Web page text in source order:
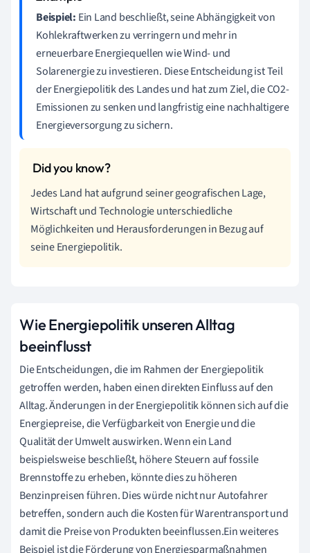
Beispiel: Ein Land beschließt, seine Abhängigkeit von
Kohlekraftwerken zu verringern und mehr in
erneuerbare Energiequellen wie Wind- und
Solarenergie zu investieren. Diese Entscheidung ist Teil
der Energiepolitik des Landes und hat zum Ziel, die CO2-
Emissionen zu senken und langfristig eine nachhaltigere
Energieversorgung zu sichern.
Jedes Land hat aufgrund seiner geografischen Lage,
Wirtschaft und Technologie unterschiedliche
Möglichkeiten und Herausforderungen in Bezug auf
seine Energiepolitik.
Wie Energiepolitik unseren Alltag
beeinflusst
Die Entscheidungen, die im Rahmen der Energiepolitik
getroffen werden, haben einen direkten Einfluss auf den
Alltag. Änderungen in der Energiepolitik können sich auf die
Energiepreise, die Verfügbarkeit von Energie und die
Qualität der Umwelt auswirken. Wenn ein Land
beispielsweise beschließt, höhere Steuern auf fossile
Brennstoffe zu erheben, könnte dies zu höheren
Benzinpreisen führen. Dies würde nicht nur Autofahrer
betreffen, sondern auch die Kosten für Warentransport und
damit die Preise von Produkten beeinflussen.Ein weiteres
Beispiel ist die Förderung von Energiesparmaßnahmen